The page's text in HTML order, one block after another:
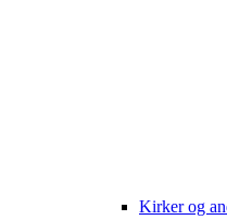
Kirker og